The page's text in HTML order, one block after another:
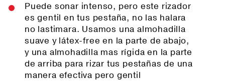
Puede sonar intenso, pero este rizador
es gentil en tus pestaña, no las halara
no lastimara. Usamos una almohadilla
suave y látex-free en la parte de abajo,
y una almohadilla mas rígida en la parte
de arriba para rizar tus pestañas de una
manera efectiva pero gentil